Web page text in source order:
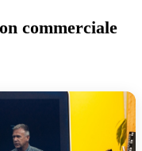
commerciale